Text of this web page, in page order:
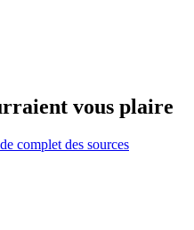
vous plaire